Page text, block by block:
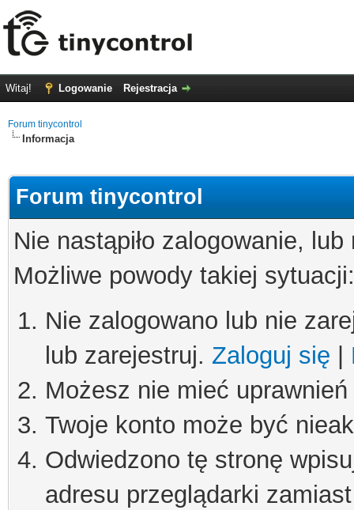
Witaj! Logowanie Rejestracja
Forum tinycontrol
Informacja
Forum tinycontrol
Nie nastąpiło zalogowanie,
Możliwe powody takiej sytuacji:
Nie zalogowano lub nie
lub zarejestruj. Zaloguj się
Możesz nie mieć
Twoje konto może być
Odwiedzono tę stronę
adresu przeglądarki